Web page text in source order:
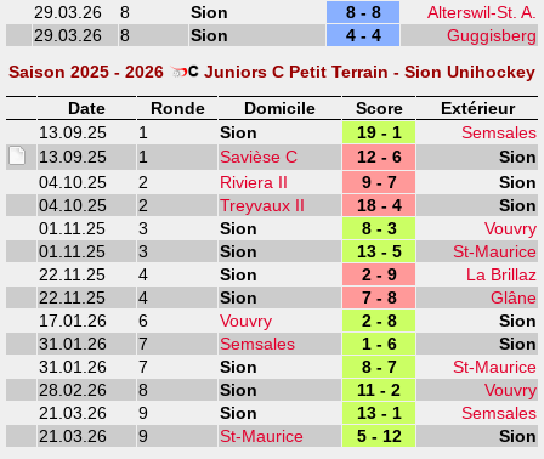
29.03.26
8 Sion 8 - 8
Alterswil-St. A.
29.03.26
8 Sion 4 - 4
Guggisberg
Saison 2025 - 2026
Juniors C Petit Terrain - Sion Unihockey
Date
Ronde Domicile Score
Extérieur
13.09.25
1 Sion 19 - 1
Semsales
13.09.25
1 Savièse C 12 - 6
Sion
04.10.25
2 Riviera II 9 - 7
Sion
04.10.25
2 Treyvaux II 18 - 4
Sion
01.11.25
3 Sion 8 - 3
Vouvry
01.11.25
3 Sion 13 - 5
St-Maurice
22.11.25
4 Sion 2 - 9
La Brillaz
22.11.25
4 Sion 7 - 8
Glâne
17.01.26
6 Vouvry 2 - 8
Sion
31.01.26
7 Semsales 1 - 6
Sion
31.01.26
7 Sion 8 - 7
St-Maurice
28.02.26
8 Sion 11 - 2
Vouvry
21.03.26
9 Sion 13 - 1
Semsales
21.03.26
9 St-Maurice 5 - 12
Sion